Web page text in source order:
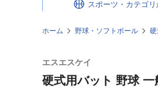
スポーツ・カテゴリ
ホーム 野球・ソフトボール 硬
エスエスケイ
硬式用バット 野球